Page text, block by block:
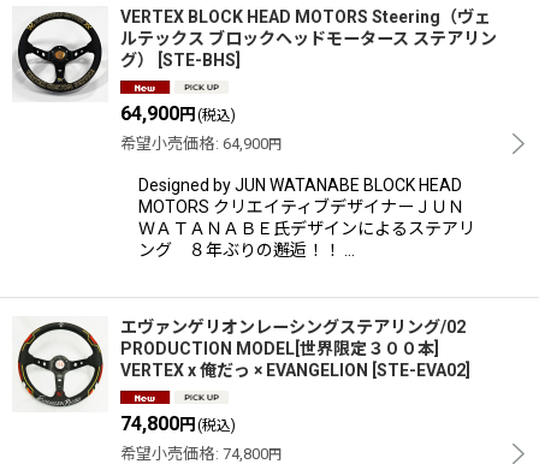
VERTEX BLOCK HEAD MOTORS Steering（ヴェ
ルテックス ブロックヘッドモータース ステアリン
グ）
STE-BHS
64,900円 (税込)
希望小売価格: 64,900円
Designed by JUN WATANABE BLOCK HEAD
MOTORS クリエイティブデザイナーＪＵＮ
ＷＡＴＡＮＡＢＥ氏デザインによるステアリ
ング ８年ぶりの邂逅！！ …
エヴァンゲリオンレーシングステアリング/02
PRODUCTION MODEL[世界限定３００本]
VERTEX x 俺だっ × EVANGELION
STE-EVA02
74,800円 (税込)
希望小売価格: 74,800円